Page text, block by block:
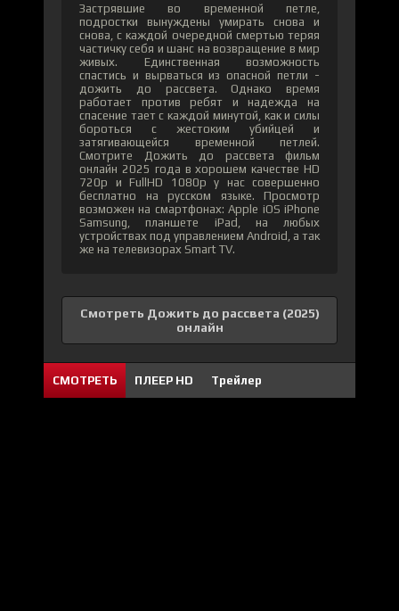
Застрявшие во временной петле,
подростки вынуждены умирать снова и
снова, с каждой очередной смертью теряя
частичку себя и шанс на возвращение в мир
живых. Единственная возможность
спастись и вырваться из опасной петли -
дожить до рассвета. Однако время
работает против ребят и надежда на
спасение тает с каждой минутой, как и силы
бороться с жестоким убийцей и
затягивающейся временной петлей.
Смотрите Дожить до рассвета фильм
онлайн 2025 года в хорошем качестве HD
720p и FullHD 1080p у нас совершенно
бесплатно на русском языке. Просмотр
возможен на смартфонах: Apple iOS iPhone
Samsung, планшете iPad, на любых
устройствах под управлением Android, а так
же на телевизорах Smart TV.
Смотреть Дожить до рассвета (2025)
онлайн
СМОТРЕТЬ ПЛЕЕР HD Трейлер